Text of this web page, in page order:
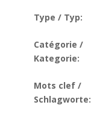
Type / Typ:
Catégorie /
Kategorie:
Mots clef /
Schlagworte: